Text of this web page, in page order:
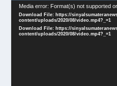
Video
Player
Media error: Format(s) not supported
Download File: https://
content/uploads/2020/08/video.mp4?_=1
Download File: https://
content/uploads/2020/08/video.mp4?_=1